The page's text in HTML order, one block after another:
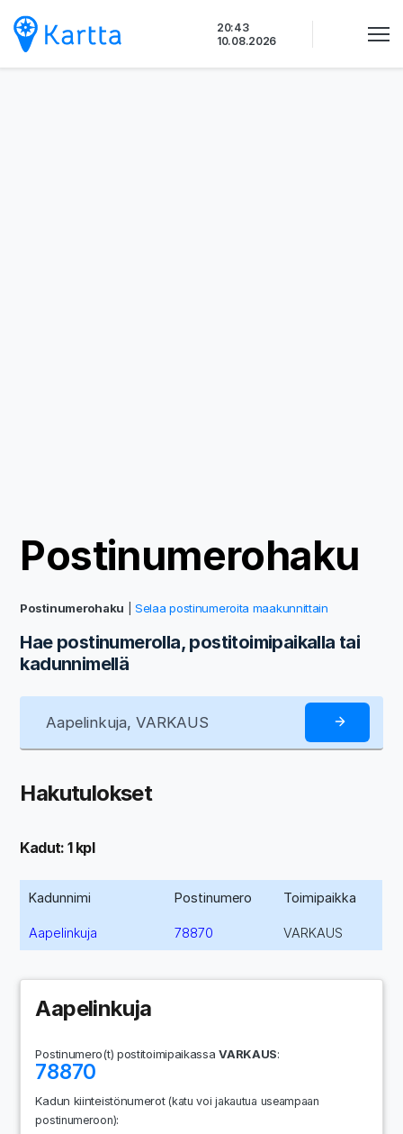
sisältöön
20:43
10.08.2026
Postinumerohaku
Postinumerohaku |Selaa postinumeroita maakunnittain
Hae postinumerolla, postitoimipaikalla tai
kadunnimellä
Hakutulokset
Kadut: 1 kpl
Kadunnimi Postinumero Toimipaikka
Aapelinkuja 78870 VARKAUS
Aapelinkuja
Postinumero(t) postitoimipaikassaVARKAUS:
78870
Kadun kiinteistönumerot(katu voi jakautua useampaan
postinumeroon):